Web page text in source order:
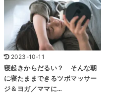
2023-10-11
寝起きからだるい？ そんな朝
に寝たままできるツボマッサー
ジ＆ヨガ／ママに…